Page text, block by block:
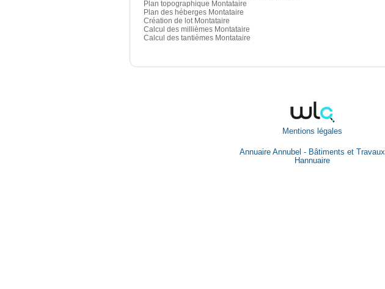
Plan topographique Montataire
Plan des héberges Montataire
Création de lot Montataire
Calcul des millièmes Montataire
Calcul des tantièmes Montataire
Mentions légales
Annuaire Annubel - Bâtiments et Travaux
Hannuaire